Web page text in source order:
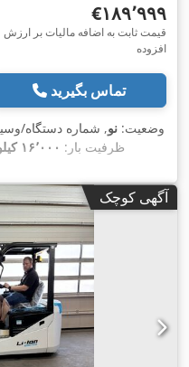
‎€۱۸۹٬۹۹۹
قیمت ثابت به اضافه مالیات بر ارزش
افزوده
تماس بگیرید
وضعیت: نو, شماره دستگاه/
ظرفیت بار: ۱۶٬۰۰۰ کیلوگرم
سوخت:دیزل, نوع دکل:
طول شاخک‌ها:۲٬۴۰۰ میلی‌متر
, سایز تایر عقب:12.00-20 100%
آگهی کوچک